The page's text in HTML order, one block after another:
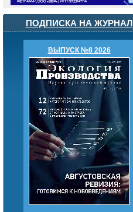
ПОДПИСКА НА ЖУРНАЛ
ВЫПУСК №8 2026